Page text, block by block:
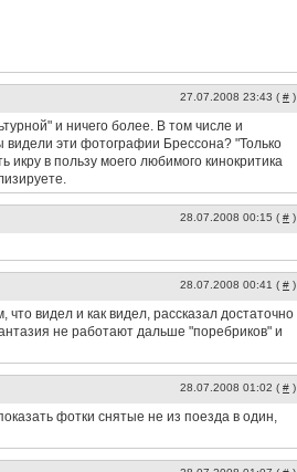
27.07.2008 23:43 ( # )
и ничего более. В том числе и
видели эти фотографии Брессона? "Только
в пользу моего любимого кинокритика
28.07.2008 00:15 ( # )
28.07.2008 00:41 ( # )
видел и как видел, рассказал достаточно
не работают дальше "поребриков" и
28.07.2008 01:02 ( # )
фотки снятые не из поезда в один,